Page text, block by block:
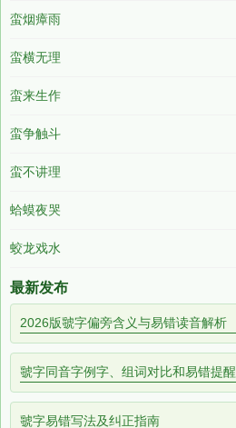
蛮烟瘴雨
蛮横无理
蛮来生作
蛮争触斗
蛮不讲理
蛤蟆夜哭
蛟龙戏水
最新发布
2026版虢字偏旁含义与易错读音解析
虢字同音字例字、组词对比和易错提醒
虢字易错写法及纠正指南